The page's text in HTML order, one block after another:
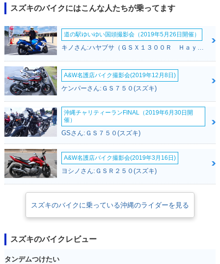
スズキのバイクにはこんな人たちが乗ってます
道の駅ゆいゆい国頭撮影会（2019年5月26日開催）
キノさん:ハヤブサ（ＧＳＸ１３００Ｒ Ｈａｙａｂｕｓａ）(スズキ)
A&W名護店バイク撮影会(2019年12月8日)
ケンパーさん:ＧＳ７５０(スズキ)
沖縄チャリティーランFINAL（2019年6月30日開
催）
GSさん:ＧＳ７５０(スズキ)
A&W名護店バイク撮影会(2019年3月16日)
ヨシノさん:ＧＳＲ２５０(スズキ)
スズキのバイクに乗っている沖縄のライダーを見る
スズキのバイクレビュー
タンデムつけたい